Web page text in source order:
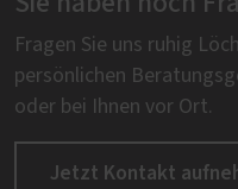
Fragen Sie uns ruhig
persönlichen
oder bei Ihnen vor Ort.
Jetzt Kontakt